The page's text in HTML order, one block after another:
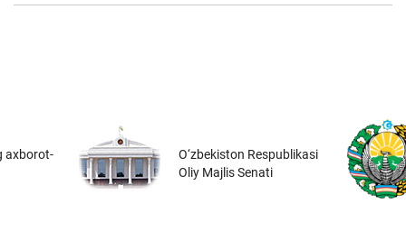
axborot-
O‘zbekiston Respublikasi
Oliy Majlis Senati